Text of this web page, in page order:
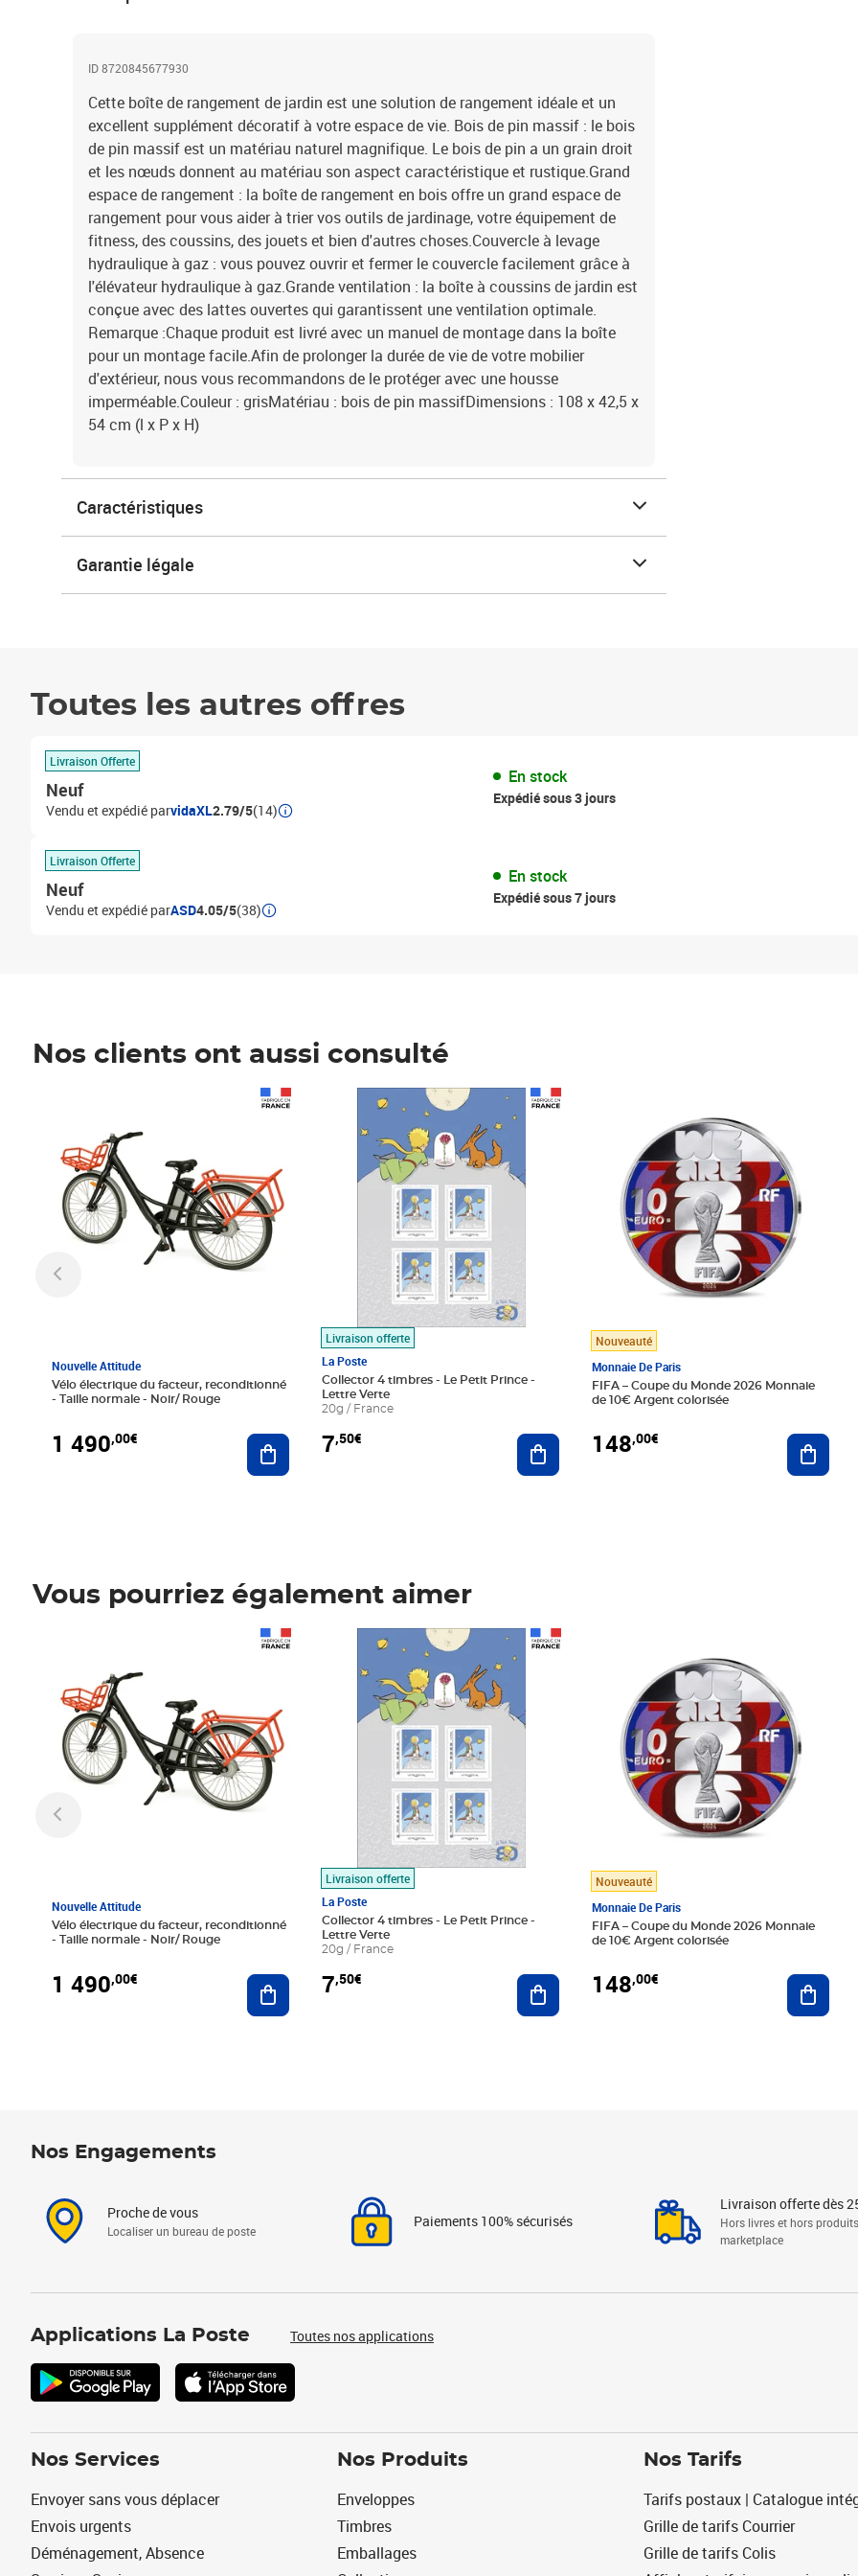
ID 8720845677930
Cette boîte de rangement de jardin est une solution de rangement idéale et un
excellent supplément décoratif à votre espace de vie. Bois de pin massif : le bois
de pin massif est un matériau naturel magnifique. Le bois de pin a un grain droit
et les nœuds donnent au matériau son aspect caractéristique et rustique.Grand
espace de rangement : la boîte de rangement en bois offre un grand espace de
rangement pour vous aider à trier vos outils de jardinage, votre équipement de
fitness, des coussins, des jouets et bien d'autres choses.Couvercle à levage
hydraulique à gaz : vous pouvez ouvrir et fermer le couvercle facilement grâce à
l'élévateur hydraulique à gaz.Grande ventilation : la boîte à coussins de jardin est
conçue avec des lattes ouvertes qui garantissent une ventilation optimale.
Remarque :Chaque produit est livré avec un manuel de montage dans la boîte
pour un montage facile.Afin de prolonger la durée de vie de votre mobilier
d'extérieur, nous vous recommandons de le protéger avec une housse
imperméable.Couleur : grisMatériau : bois de pin massifDimensions : 108 x 42,5 x
54 cm (l x P x H)
Caractéristiques
Garantie légale
Toutes les autres offres
Livraison Offerte
Neuf
Vendu et expédié parvidaXL2.79/5(14)
En stock
Expédié sous 3 jours
Livraison Offerte
Neuf
Vendu et expédié parASD4.05/5(38)
En stock
Expédié sous 7 jours
Nos clients ont aussi consulté
Nouvelle Attitude
Vélo électrique du facteur, reconditionné
- Taille normale - Noir/ Rouge
1 490,00€ Ajouter au panier
Livraison offerte
La Poste
Collector 4 timbres - Le Petit Prince -
Lettre Verte
20g / France
7,50€
Prix 7,50€
Ajouter au panier
Nouveauté
Monnaie De Paris
FIFA – Coupe du Monde 2026 Monnaie
de 10€ Argent colorisée
148,00€
Vous pourriez également aimer
Nouvelle Attitude
Vélo électrique du facteur, reconditionné
- Taille normale - Noir/ Rouge
1 490,00€ Ajouter au panier
Livraison offerte
La Poste
Collector 4 timbres - Le Petit Prince -
Lettre Verte
20g / France
7,50€
Prix 7,50€
Ajouter au panier
Nouveauté
Monnaie De Paris
FIFA – Coupe du Monde 2026 Monnaie
de 10€ Argent colorisée
148,00€
Nos Engagements
Proche de vous
Localiser un bureau de poste
Paiements 100% sécurisés
Livraison offerte dès
Hors livres et hors produits
marketplace
Applications La Poste Toutes nos applications
Nos Services
Envoyer sans vous déplacer
Envois urgents
Déménagement, Absence
Nos Produits
Enveloppes
Timbres
Emballages
Nos Tarifs
Tarifs postaux | Catalogue
Grille de tarifs Courrier
Grille de tarifs Colis